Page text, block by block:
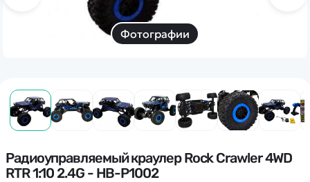
Фотографии
Радиоуправляемый краулер Rock Crawler 4WD
RTR 1:10 2.4G - HB-P1002
Дополнительный способ связи
WhatsApp/Мобильный
Заказать звонок